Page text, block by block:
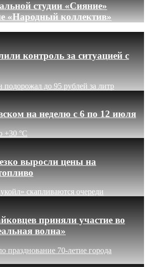
студии «Сияние»
«Народный коллектив»
контроль за ситуацией с
подорожал до 95 рублей за литр
на неделю с 6 по 12 июля
+30 °C
выросли цены на
скапливаются очереди
приняли участие во
волна»
празднование 70-летие города